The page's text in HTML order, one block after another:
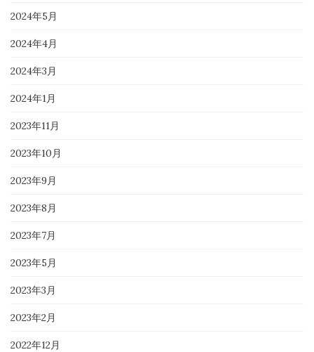
2024年5月
2024年4月
2024年3月
2024年1月
2023年11月
2023年10月
2023年9月
2023年8月
2023年7月
2023年5月
2023年3月
2023年2月
2022年12月